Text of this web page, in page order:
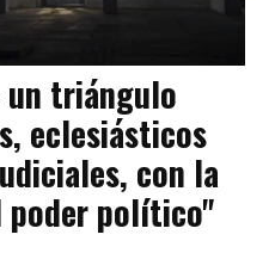
un triángulo
eclesiásticos
con la
poder político"